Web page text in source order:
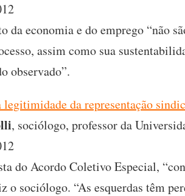
da economia e do emprego “não
assim como sua
observado”.
legitimidade da representação
, sociólogo, professor da
do Acordo Coletivo Especial,
o sociólogo. “As esquerdas têm